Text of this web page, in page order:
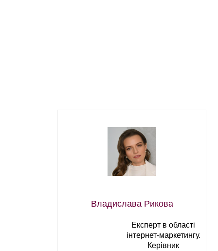
Владислава Рикова
Експерт в області
інтернет-маркетингу.
Керівник